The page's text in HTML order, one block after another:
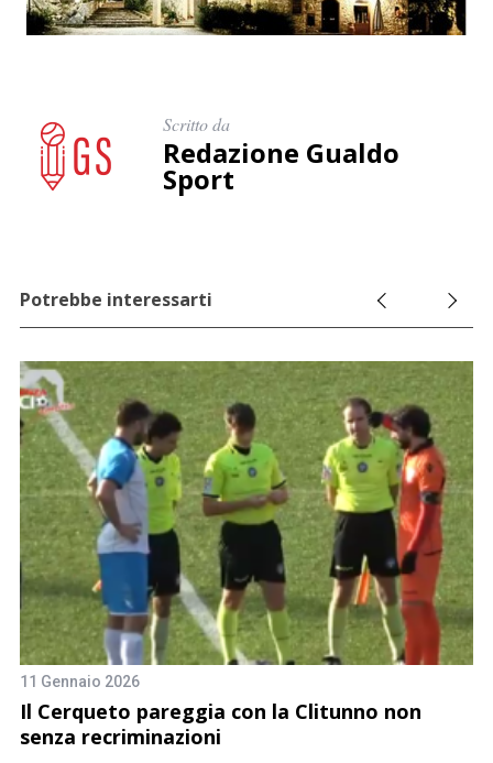
Scritto da
Redazione Gualdo
Sport
Potrebbe interessarti
11 Gennaio 2026
Il Cerqueto pareggia con la Clitunno non
senza recriminazioni